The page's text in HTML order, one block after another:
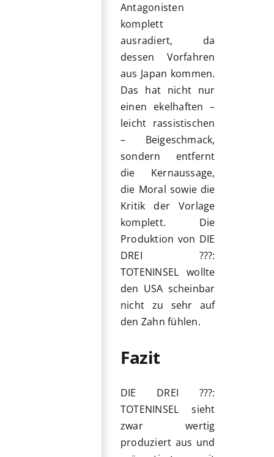
Antagonisten
komplett
ausradiert, da
dessen Vorfahren
aus Japan kommen.
Das hat nicht nur
einen ekelhaften –
leicht rassistischen
– Beigeschmack,
sondern entfernt
die Kernaussage,
die Moral sowie die
Kritik der Vorlage
komplett. Die
Produktion von DIE
DREI ???:
TOTENINSEL wollte
den USA scheinbar
nicht zu sehr auf
den Zahn fühlen.
Fazit
DIE DREI ???:
TOTENINSEL sieht
zwar wertig
produziert aus und